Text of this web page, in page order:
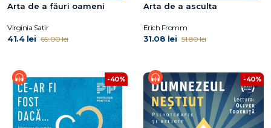
Arta de a făuri oameni
Virginia Satir
41.4 lei 69.00 lei
Arta de a asculta
Erich Fromm
31.08 lei 51.80 lei
-40% -40%